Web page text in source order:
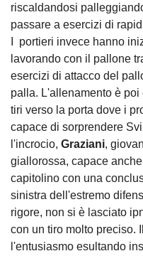
riscaldandosi
passare a esercizi di
I portieri invece hanno
lavorando con il pallone
esercizi di attacco del
palla. L'allenamento è
tiri verso la porta dove i
capace di sorprendere
l'incrocio, Graziani,
giallorossa, capace
capitolino con una
sinistra dell'estremo
rigore, non si è lasciato
con un tiro molto preciso.
l'entusiasmo esultando